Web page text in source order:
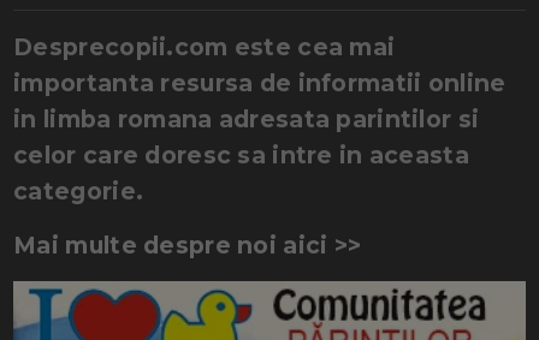
Desprecopii.com este cea mai
importanta resursa de informatii online
in limba romana adresata parintilor si
celor care doresc sa intre in aceasta
categorie.
Mai multe despre noi aici >>